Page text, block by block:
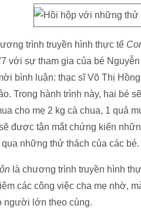
trình truyền hình thực tế
với sự tham gia của bé
bình luận: thạc sĩ Võ Thị
Trong hành trình này, hai bé
cho mẹ 2 kg cà chua, 1 quả
được tận mắt chứng kiến
những thử thách của các bé.
là chương trình truyền hình
các công việc cha mẹ nhờ,
người lớn theo cùng.